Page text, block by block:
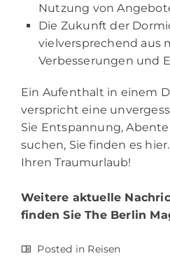
Nutzung von
Die Zukunft der
vielversprechend aus
Verbesserungen und
Ein Aufenthalt in einem
verspricht eine
Sie Entspannung,
suchen, Sie finden es
Ihren Traumurlaub!
Weitere aktuelle
finden SieThe Berlin
Posted in Reisen